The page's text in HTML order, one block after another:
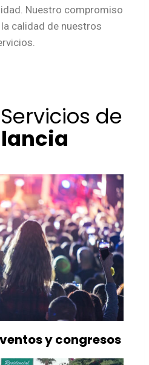
Nuestro compromiso
calidad de nuestros
de
y congresos